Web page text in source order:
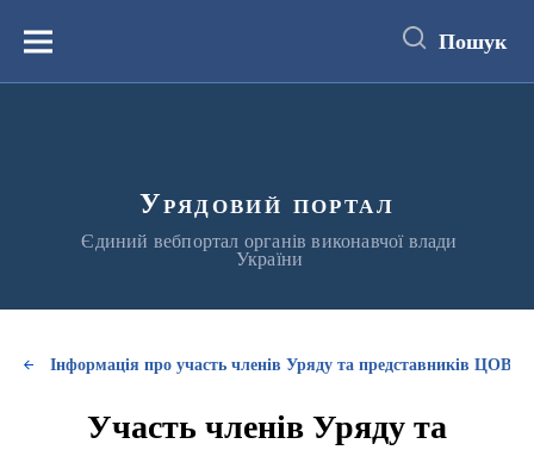
вмістуМеню Пошук
Урядовий портал
Єдиний вебпортал органів виконавчої влади
України
Інформація про участь членів Уряду та представників ЦОВВ
Участь членів Уряду та